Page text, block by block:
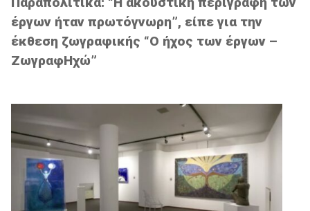
έργων ήταν πρωτόγνωρη”, είπε για την
έκθεση ζωγραφικής “Ο ήχος των έργων –
ΖωγραφΗχώ”